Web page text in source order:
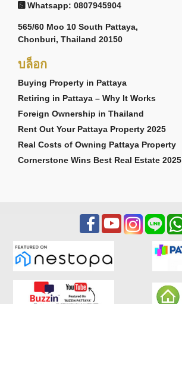
Whatsapp: 0807945904
565/60 Moo 10 South Pattaya,
Chonburi, Thailand 20150
บล็อก
Buying Property in Pattaya
Retiring in Pattaya – Why It Works
Foreign Ownership in Thailand
Rent Out Your Pattaya Property 2025
Real Costs of Owning Pattaya Property
Cornerstone Wins Best Real Estate 2025